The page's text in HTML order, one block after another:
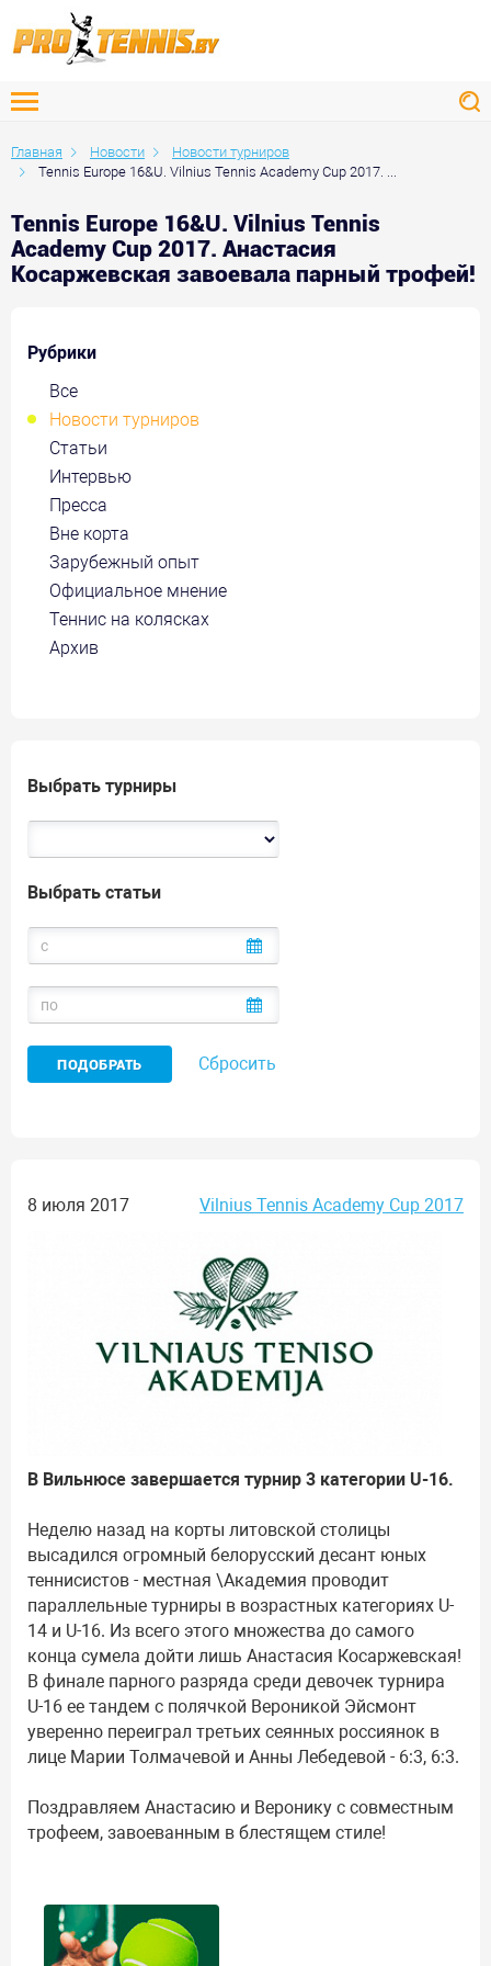
Главная Новости
Новости турниров
Tennis Europe 16&U. Vilnius Tennis Academy Cup 2017. ...
Tennis Europe 16&U. Vilnius Tennis
Academy Cup 2017. Анастасия
Косаржевская завоевала парный трофей!
Рубрики
Все
Новости турниров
Статьи
Интервью
Пресса
Вне корта
Зарубежный опыт
Официальное мнение
Теннис на колясках
Архив
Выбрать турниры
Выбрать статьи
Сбросить
8 июля 2017 Vilnius Tennis Academy Cup 2017
В Вильнюсе завершается турнир 3 категории U-16.
Неделю назад на корты литовской столицы
высадился огромный белорусский десант юных
теннисистов - местная \Академия проводит
параллельные турниры в возрастных категориях U-
14 и U-16. Из всего этого множества до самого
конца сумела дойти лишь Анастасия Косаржевская!
В финале парного разряда среди девочек турнира
U-16 ее тандем с полячкой Вероникой Эйсмонт
уверенно переиграл третьих сеянных россиянок в
лице Марии Толмачевой и Анны Лебедевой - 6:3, 6:3.
Поздравляем Анастасию и Веронику с совместным
трофеем, завоеванным в блестящем стиле!